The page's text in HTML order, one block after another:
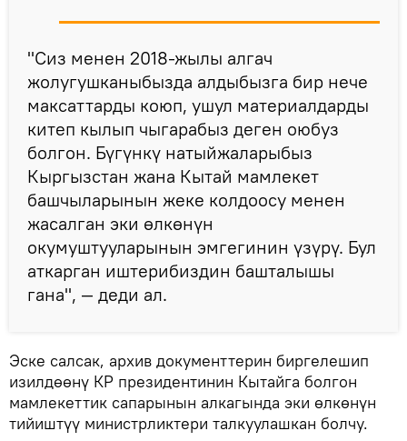
"Сиз менен 2018-жылы алгач
жолугушканыбызда алдыбызга бир нече
максаттарды коюп, ушул материалдарды
китеп кылып чыгарабыз деген оюбуз
болгон. Бүгүнкү натыйжаларыбыз
Кыргызстан жана Кытай мамлекет
башчыларынын жеке колдоосу менен
жасалган эки өлкөнүн
окумуштууларынын эмгегинин үзүрү. Бул
аткарган иштерибиздин башталышы
гана", — деди ал.
Эске салсак, архив документтерин биргелешип
изилдөөнү КР президентинин Кытайга болгон
мамлекеттик сапарынын алкагында эки өлкөнүн
тийиштүү министрликтери талкуулашкан болчу.